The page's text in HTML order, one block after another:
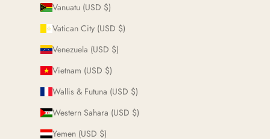
Vanuatu (USD $)
Vatican City (USD $)
Venezuela (USD $)
Vietnam (USD $)
Wallis & Futuna (USD $)
Western Sahara (USD $)
Yemen (USD $)